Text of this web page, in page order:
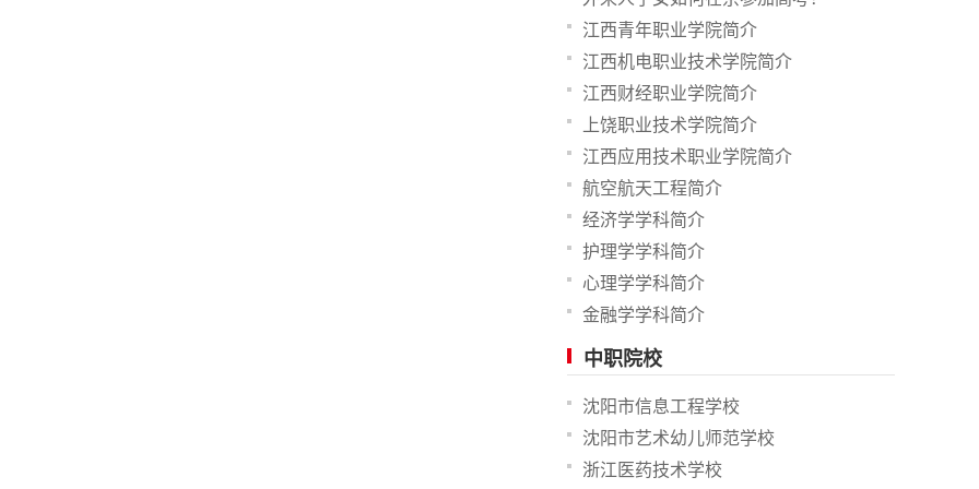
江西青年职业学院简介
江西机电职业技术学院简介
江西财经职业学院简介
上饶职业技术学院简介
江西应用技术职业学院简介
航空航天工程简介
经济学学科简介
护理学学科简介
心理学学科简介
金融学学科简介
中职院校
沈阳市信息工程学校
沈阳市艺术幼儿师范学校
浙江医药技术学校